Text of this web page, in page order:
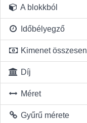
A blokkból
Időbélyegző
Kimenet összesen
Díj
Méret
Gyűrű mérete